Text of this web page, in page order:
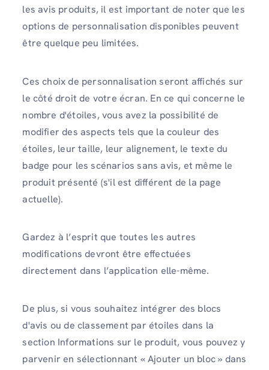
les avis produits, il est important de noter que les
options de personnalisation disponibles peuvent
être quelque peu limitées.
Ces choix de personnalisation seront affichés sur
le côté droit de votre écran. En ce qui concerne le
nombre d'étoiles, vous avez la possibilité de
modifier des aspects tels que la couleur des
étoiles, leur taille, leur alignement, le texte du
badge pour les scénarios sans avis, et même le
produit présenté (s'il est différent de la page
actuelle).
Gardez à l’esprit que toutes les autres
modifications devront être effectuées
directement dans l’application elle-même.
De plus, si vous souhaitez intégrer des blocs
d'avis ou de classement par étoiles dans la
section Informations sur le produit, vous pouvez y
parvenir en sélectionnant « Ajouter un bloc » dans